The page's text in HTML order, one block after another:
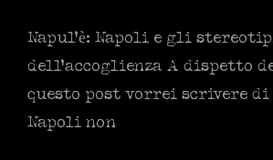
Napul’è: Napoli e gli
dell’accoglienza A dispetto
questo post vorrei scrivere di
Napoli non